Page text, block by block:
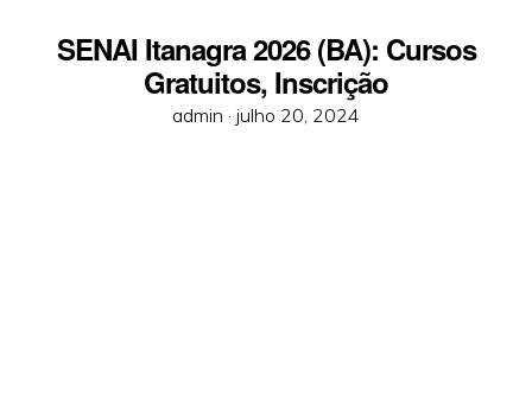
SENAI Itanagra 2026 (BA): Cursos
Gratuitos, Inscrição
admin · Posted
julho 20, 2024